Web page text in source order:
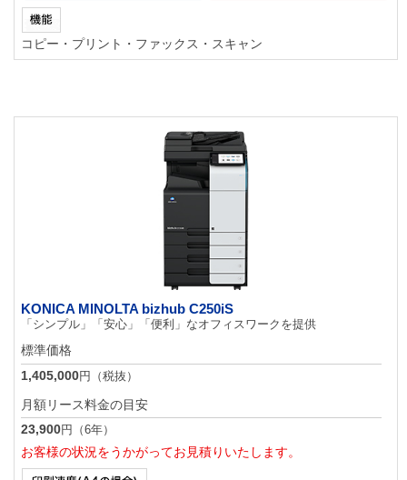
コピー・プリント・ファックス・スキャン
KONICA MINOLTA bizhub C250iS
「シンプル」「安心」「便利」なオフィスワークを提供
標準価格
1,405,000円（税抜）
月額リース料金の目安
23,900円（6年）
お客様の状況をうかがってお見積りいたします。